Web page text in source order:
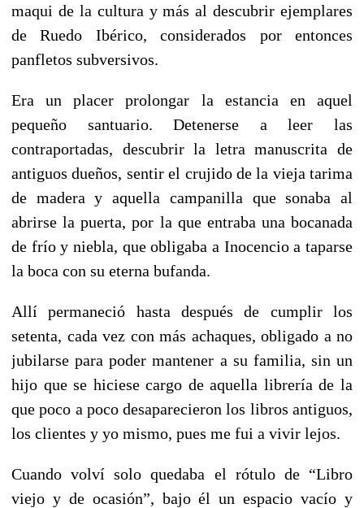
maqui de la cultura y más al descubrir ejemplares
de Ruedo Ibérico, considerados por entonces
panfletos subversivos.
Era un placer prolongar la estancia en aquel
pequeño santuario. Detenerse a leer las
contraportadas, descubrir la letra manuscrita de
antiguos dueños, sentir el crujido de la vieja tarima
de madera y aquella campanilla que sonaba al
abrirse la puerta, por la que entraba una bocanada
de frío y niebla, que obligaba a Inocencio a taparse
la boca con su eterna bufanda.
Allí permaneció hasta después de cumplir los
setenta, cada vez con más achaques, obligado a no
jubilarse para poder mantener a su familia, sin un
hijo que se hiciese cargo de aquella librería de la
que poco a poco desaparecieron los libros antiguos,
los clientes y yo mismo, pues me fui a vivir lejos.
Cuando volví solo quedaba el rótulo de “Libro
viejo y de ocasión”, bajo él un espacio vacío y